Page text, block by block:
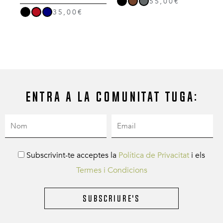
35,00€
Entra a la comunitat Tuga:
Subscrivint-te acceptes la Política de Privacitat i els
Termes i Condicions
Subscriure's